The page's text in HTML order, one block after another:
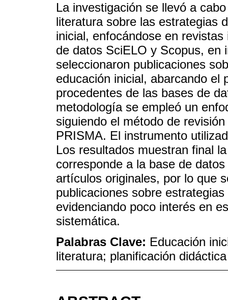
La investigación se llevó a
literatura sobre las estrategias
inicial, enfocándose en
de datos SciELO y Scopus, en
seleccionaron publicaciones
educación inicial, abarcando el
procedentes de las bases de
metodología se empleó un
siguiendo el método de
PRISMA. El instrumento
Los resultados muestran final
corresponde a la base de
artículos originales, por lo que
publicaciones sobre
evidenciando poco interés en
sistemática.
Palabras Clave: Educación
literatura; planificación didáctica